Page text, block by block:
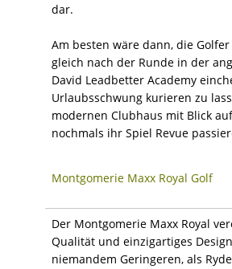
dar.
Am besten wäre dann, die
gleich nach der Runde in der
David Leadbetter Academy
Urlaubsschwung kurieren zu
modernen Clubhaus mit Blick
nochmals ihr Spiel Revue
Montgomerie Maxx Royal Golf
Der Montgomerie Maxx Royal
Qualität und einzigartiges
niemandem Geringeren, als